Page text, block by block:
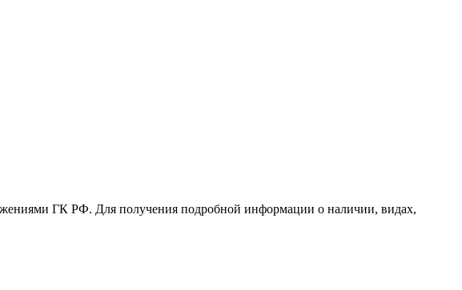
ГК РФ. Для получения подробной информации о наличии, видах,